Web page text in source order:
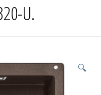
U.
🔍